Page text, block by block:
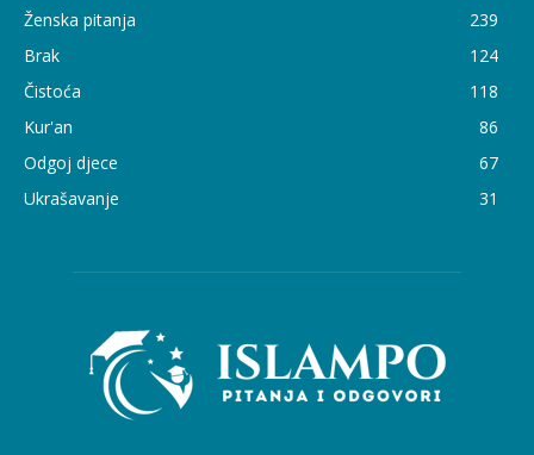
Ženska pitanja
239
Brak
124
Čistoća
118
Kur'an
86
Odgoj djece
67
Ukrašavanje
31